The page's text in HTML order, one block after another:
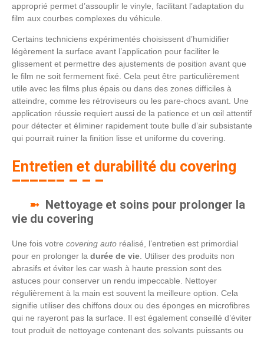
approprié permet d’assouplir le vinyle, facilitant l’adaptation du
film aux courbes complexes du véhicule.
Certains techniciens expérimentés choisissent d’humidifier
légèrement la surface avant l’application pour faciliter le
glissement et permettre des ajustements de position avant que
le film ne soit fermement fixé. Cela peut être particulièrement
utile avec les films plus épais ou dans des zones difficiles à
atteindre, comme les rétroviseurs ou les pare-chocs avant. Une
application réussie requiert aussi de la patience et un œil attentif
pour détecter et éliminer rapidement toute bulle d’air subsistante
qui pourrait ruiner la finition lisse et uniforme du covering.
Entretien et durabilité du covering
Nettoyage et soins pour prolonger la
vie du covering
Une fois votre covering auto réalisé, l’entretien est primordial
pour en prolonger la durée de vie . Utiliser des produits non
abrasifs et éviter les car wash à haute pression sont des
astuces pour conserver un rendu impeccable. Nettoyer
régulièrement à la main est souvent la meilleure option. Cela
signifie utiliser des chiffons doux ou des éponges en microfibres
qui ne rayeront pas la surface. Il est également conseillé d’éviter
tout produit de nettoyage contenant des solvants puissants ou